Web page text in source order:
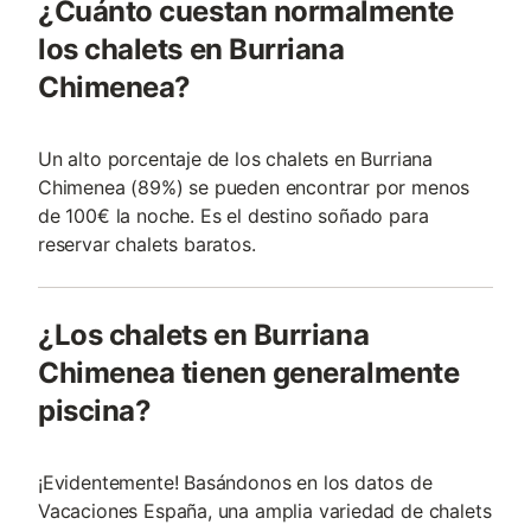
¿Cuánto cuestan normalmente
los chalets en Burriana
Chimenea?
Un alto porcentaje de los chalets en Burriana
Chimenea (89%) se pueden encontrar por menos
de 100€ la noche. Es el destino soñado para
reservar chalets baratos.
¿Los chalets en Burriana
Chimenea tienen generalmente
piscina?
¡Evidentemente! Basándonos en los datos de
Vacaciones España, una amplia variedad de chalets